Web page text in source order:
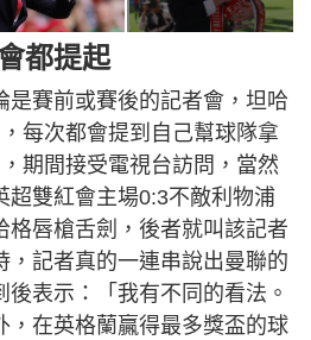
都提起
是賽前或賽後的記者會，坦哈
每次都會提到自己幫球隊拿
期間接受電視台訪問，當然
超雙紅會主場0:3不敵利物浦
格唇槍舌劍，後者就叫該記者
，記者真的一連串說出曼聯的
後表示：「我有不同的看法。
，在英格蘭贏得最多獎盃的球